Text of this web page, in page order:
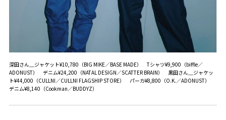
深田さん＿ジャケット¥10,780（BIG MIKE／BASE MADE） Tシャツ¥9,900（biffle／
ADONUST） デニム¥24,200（NATAL DESIGN／SCATTER BRAIN） 黒田さん＿ジャケッ
ト¥44,000（CULLNI／CULLNI FLAGSHIP STORE） パーカ¥8,800（O.K.／ADONUST）
デニム¥8,140（Cookman／BUDDYZ）